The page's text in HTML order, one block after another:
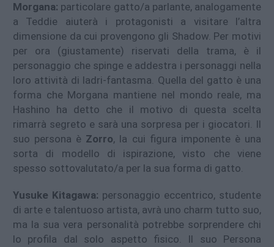
Morgana: particolare gatto/a parlante, analogamente
a Teddie aiuterà i protagonisti a visitare l’altra
dimensione da cui provengono gli Shadow. Per motivi
per ora (giustamente) riservati della trama, è il
personaggio che spinge e addestra i personaggi nella
loro attività di ladri-fantasma. Quella del gatto è una
forma che Morgana mantiene nel mondo reale, ma
Hashino ha detto che il motivo di questa scelta
rimarrà segreto e sarà una sorpresa per i giocatori. Il
suo persona è Zorro, la cui figura imponente è una
sorta di modello di ispirazione, visto che viene
spesso sottovalutato/a per la sua forma di gatto.
Yusuke Kitagawa: personaggio eccentrico, studente
di arte e talentuoso artista, avrà uno charm tutto suo,
ma la sua vera personalità potrebbe sorprendere chi
lo profila dal solo aspetto fisico. Il suo Persona